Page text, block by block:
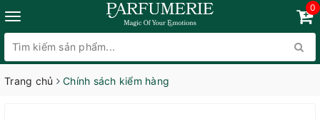
0
Trang chủ Chính sách kiểm hàng